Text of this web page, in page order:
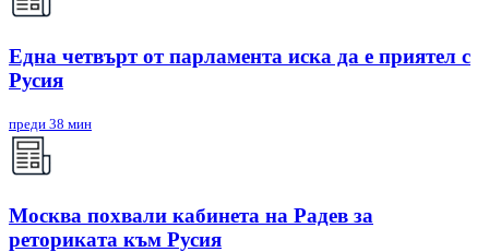
Една четвърт от парламента иска да е приятел с
Русия
преди 38 мин
Москва похвали кабинета на Радев за
реториката към Русия